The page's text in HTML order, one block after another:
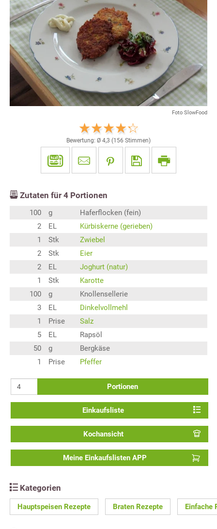
Foto SlowFood
Bewertung: Ø 4,3 (156 Stimmen)
Zutaten für 4 Portionen
100 g
Haferflocken (fein)
2
EL
Kürbiskerne (gerieben)
1
Stk
Zwiebel
2
Stk
Eier
2
EL
Joghurt (natur)
1
Stk
Karotte
100
g
Knollensellerie
3
EL
Dinkelvollmehl
1
Prise
Salz
5
EL
Rapsöl
50
g
Bergkäse
1
Prise Pfeffer
Portionen
Einkaufsliste
Kochansicht
Meine Einkaufslisten APP
Kategorien
Hauptspeisen Rezepte Braten Rezepte Einfache